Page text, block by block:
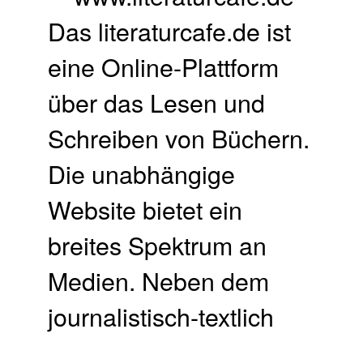
Das literaturcafe.de ist
eine Online-Plattform
über das Lesen und
Schreiben von Büchern.
Die unabhängige
Website bietet ein
breites Spektrum an
Medien. Neben dem
journalistisch-textlich